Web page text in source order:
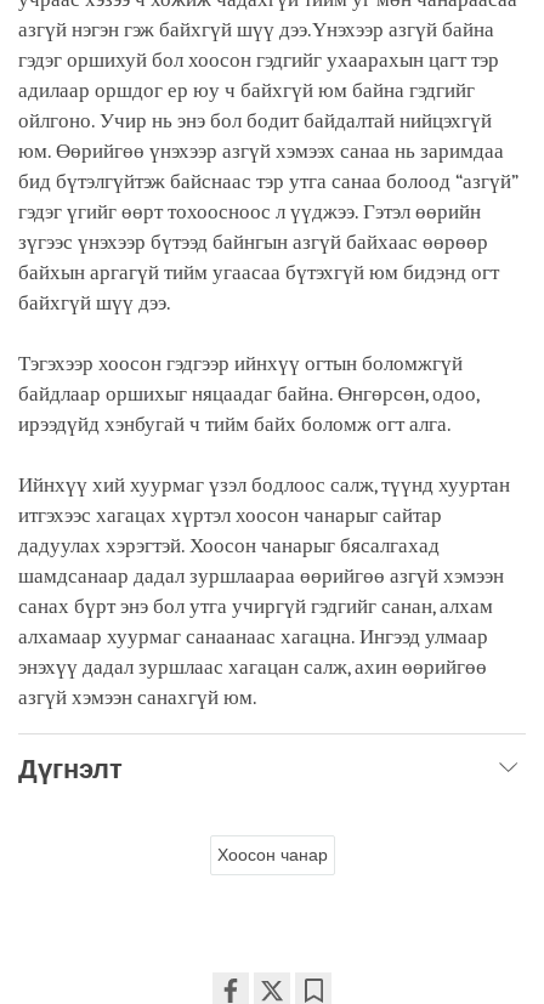
азгүй нэгэн гэж байхгүй шүү дээ.Үнэхээр азгүй байна
гэдэг оршихуй бол хоосон гэдгийг ухаарахын цагт тэр
адилаар оршдог ер юу ч байхгүй юм байна гэдгийг
ойлгоно. Учир нь энэ бол бодит байдалтай нийцэхгүй
юм. Өөрийгөө үнэхээр азгүй хэмээх санаа нь заримдаа
бид бүтэлгүйтэж байснаас тэр утга санаа болоод “азгүй”
гэдэг үгийг өөрт тохоосноос л үүджээ. Гэтэл өөрийн
зүгээс үнэхээр бүтээд байнгын азгүй байхаас өөрөөр
байхын аргагүй тийм угаасаа бүтэхгүй юм бидэнд огт
байхгүй шүү дээ.
Тэгэхээр хоосон гэдгээр ийнхүү огтын боломжгүй
байдлаар оршихыг няцаадаг байна. Өнгөрсөн, одоо,
ирээдүйд хэнбугай ч тийм байх боломж огт алга.
Ийнхүү хий хуурмаг үзэл бодлоос салж, түүнд хууртан
итгэхээс хагацах хүртэл хоосон чанарыг сайтар
дадуулах хэрэгтэй. Хоосон чанарыг бясалгахад
шамдсанаар дадал зуршлаараа өөрийгөө азгүй хэмээн
санах бүрт энэ бол утга учиргүй гэдгийг санан, алхам
алхамаар хуурмаг санаанаас хагацна. Ингээд улмаар
энэхүү дадал зуршлаас хагацан салж, ахин өөрийгөө
азгүй хэмээн санахгүй юм.
Дүгнэлт
Хоосон чанар